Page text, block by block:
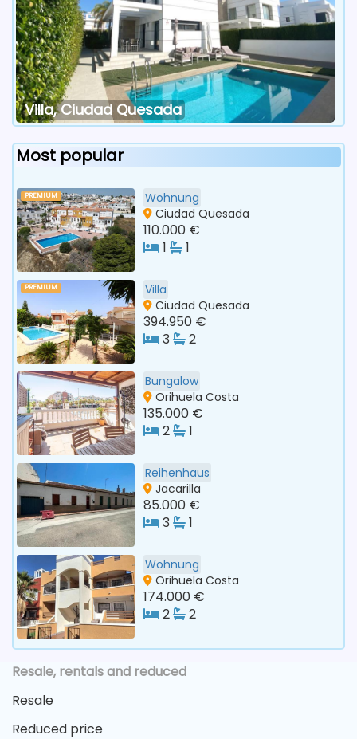
Villa, Ciudad Quesada
Most popular
PREMIUM
Wohnung
Ciudad Quesada
110.000 €
1
1
PREMIUM
Villa
Ciudad Quesada
394.950 €
3
2
Bungalow
Orihuela Costa
135.000 €
2
1
Reihenhaus
Jacarilla
85.000 €
3
1
Wohnung
Orihuela Costa
174.000 €
2
2
Resale, rentals and reduced
Resale
Reduced price